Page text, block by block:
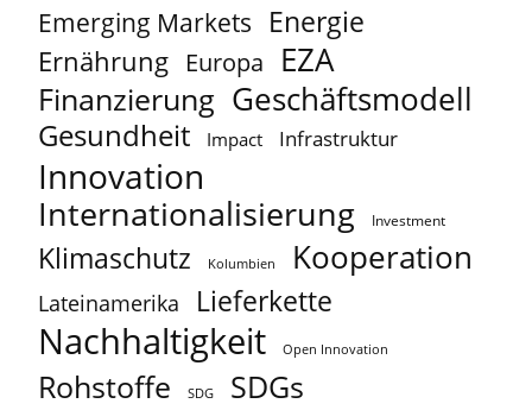
Emerging Markets Energie
Ernährung Europa EZA
Finanzierung Geschäftsmodell
Gesundheit Impact Infrastruktur
Innovation
Internationalisierung Investment
Klimaschutz Kolumbien Kooperation
Lateinamerika Lieferkette
Nachhaltigkeit Open Innovation
Rohstoffe SDG SDGs